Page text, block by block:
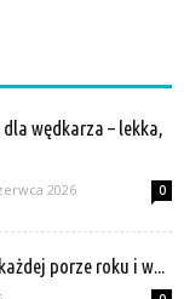
wędkarza – lekka,
2026 0
porze roku i w...